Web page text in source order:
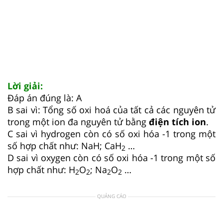
Lời giải:
Đáp án đúng là: A
B sai vì: Tổng số oxi hoá của tất cả các nguyên tử
trong một ion đa nguyên tử bằng điện tích ion.
C sai vì hydrogen còn có số oxi hóa -1 trong một
số hợp chất như: NaH; CaH2 …
D sai vì oxygen còn có số oxi hóa -1 trong một số
hợp chất như: H2O2; Na2O2 …
QUẢNG CÁO